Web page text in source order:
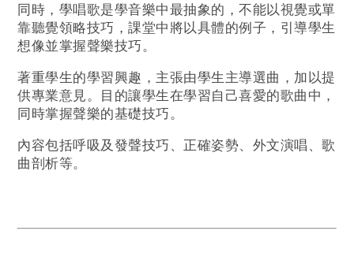
同時，學唱歌是學音樂中最抽象的，不能以視覺或單
靠聽覺領略技巧，課堂中將以具體的例子，引導學生
想像並掌握聲樂技巧。
著重學生的學習興趣，主張由學生主導選曲，加以提
供專業意見。目的讓學生在學習自己喜愛的歌曲中，
同時掌握聲樂的基礎技巧。
內容包括呼吸及發聲技巧、正確姿勢、外文演唱、歌
曲剖析等。